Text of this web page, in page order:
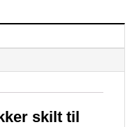
skilt til